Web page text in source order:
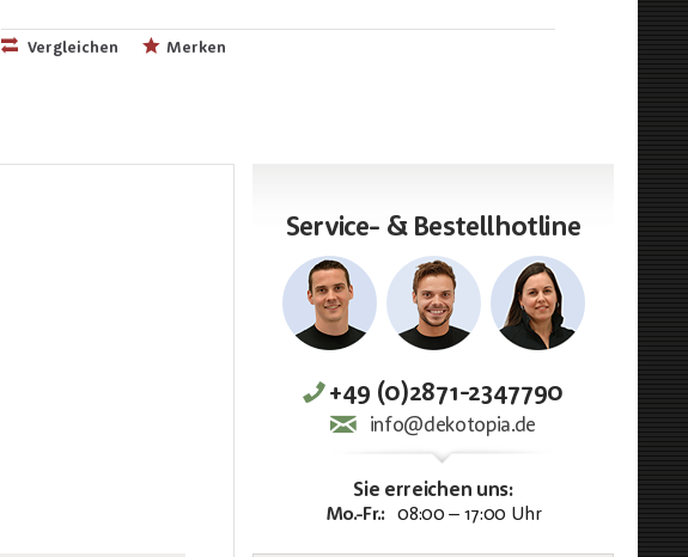
Vergleichen Merken
Service- & Bestellhotline
+49 (0)2871-2347790
info@dekotopia.de
Sie erreichen uns:
Mo.-Fr.: 08:00 – 17:00 Uhr